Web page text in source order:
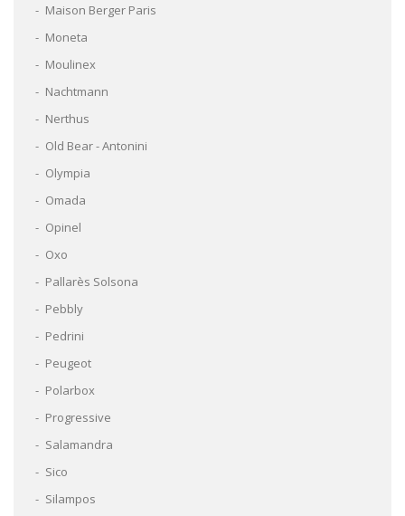
Maison Berger Paris
Moneta
Moulinex
Nachtmann
Nerthus
Old Bear - Antonini
Olympia
Omada
Opinel
Oxo
Pallarès Solsona
Pebbly
Pedrini
Peugeot
Polarbox
Progressive
Salamandra
Sico
Silampos